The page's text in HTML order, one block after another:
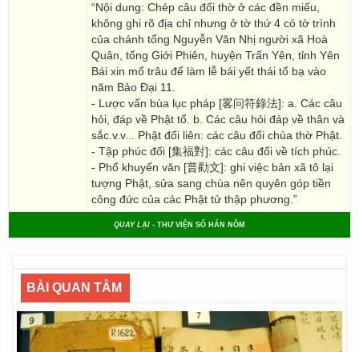
“Nội dung: Chép câu đối thờ ở các đền miếu,
không ghi rõ địa chỉ nhưng ở tờ thứ 4 có tờ trình
của chánh tổng Nguyễn Văn Nhị người xã Hoà
Quân, tổng Giới Phiên, huyện Trấn Yên, tỉnh Yên
Bái xin mổ trâu để làm lễ bái yết thái tổ bạ vào
năm Bảo Đại 11.
- Lược vấn bùa lục pháp [畧问符錄法]: a. Các câu
hỏi, đáp về Phật tổ. b. Các câu hỏi đáp về thân và
sắc.v.v... Phật đối liên: các câu đối chùa thờ Phật.
- Tập phúc đối [集福對]: các câu đối về tích phúc.
- Phổ khuyến văn [普勸文]: ghi việc bản xã tô lại
tượng Phật, sửa sang chùa nên quyên góp tiền
công đức của các Phật tử thập phương.”
QUAY LẠI - THƯ VIỆN SỐ HÁN NÔM
BÀI QUAN TÂM